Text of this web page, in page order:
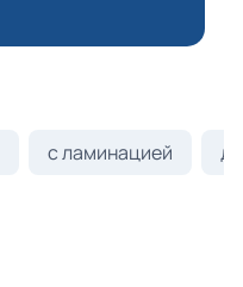
с ламинацией